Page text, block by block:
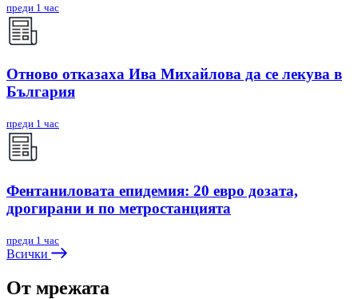
преди 1 час
Отново отказаха Ива Михайлова да се лекува в
България
преди 1 час
Фентаниловата епидемия: 20 евро дозата,
дрогирани и по метростанцията
преди 1 час
Всички
От мрежата